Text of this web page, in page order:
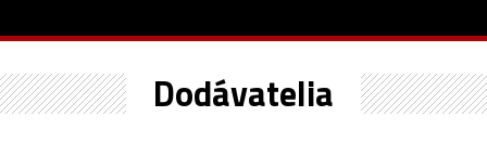
Dodávatelia